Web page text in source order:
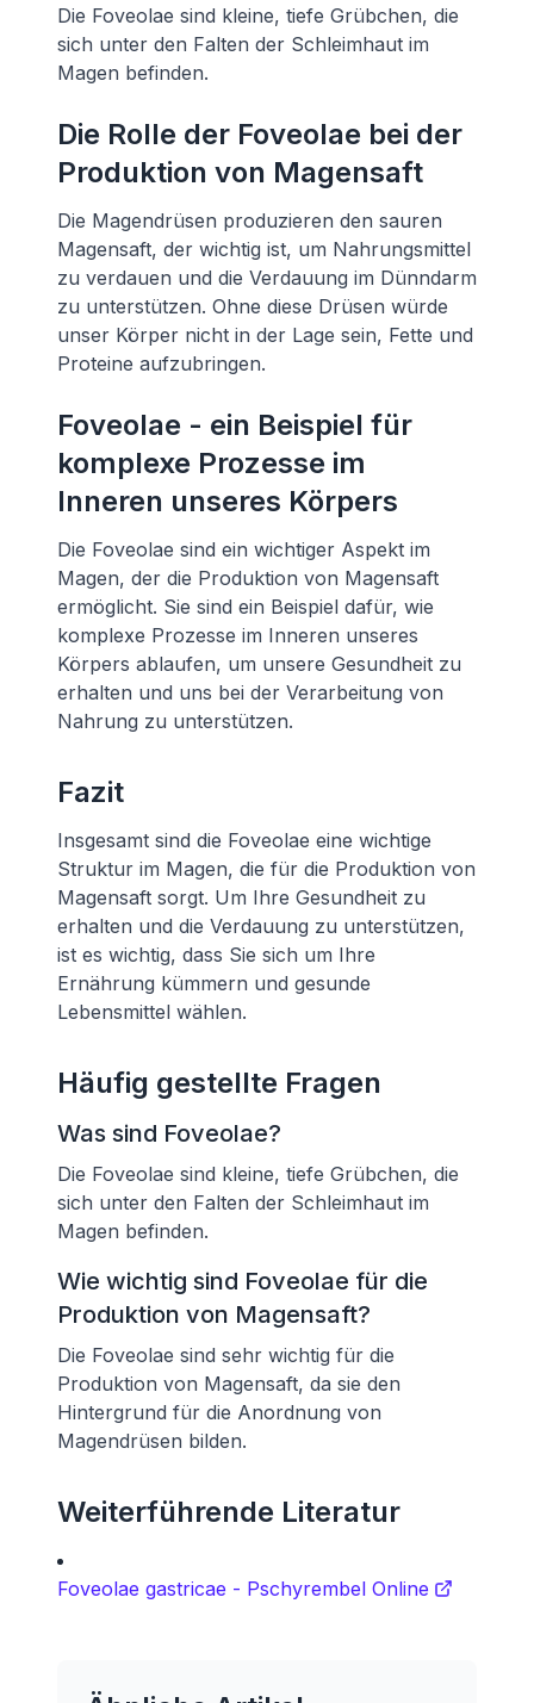
Die Foveolae sind kleine, tiefe Grübchen, die
sich unter den Falten der Schleimhaut im
Magen befinden.
Die Rolle der Foveolae bei der
Produktion von Magensaft
Die Magendrüsen produzieren den sauren
Magensaft, der wichtig ist, um Nahrungsmittel
zu verdauen und die Verdauung im Dünndarm
zu unterstützen. Ohne diese Drüsen würde
unser Körper nicht in der Lage sein, Fette und
Proteine aufzubringen.
Foveolae - ein Beispiel für
komplexe Prozesse im
Inneren unseres Körpers
Die Foveolae sind ein wichtiger Aspekt im
Magen, der die Produktion von Magensaft
ermöglicht. Sie sind ein Beispiel dafür, wie
komplexe Prozesse im Inneren unseres
Körpers ablaufen, um unsere Gesundheit zu
erhalten und uns bei der Verarbeitung von
Nahrung zu unterstützen.
Fazit
Insgesamt sind die Foveolae eine wichtige
Struktur im Magen, die für die Produktion von
Magensaft sorgt. Um Ihre Gesundheit zu
erhalten und die Verdauung zu unterstützen,
ist es wichtig, dass Sie sich um Ihre
Ernährung kümmern und gesunde
Lebensmittel wählen.
Häufig gestellte Fragen
Was sind Foveolae?
Die Foveolae sind kleine, tiefe Grübchen, die
sich unter den Falten der Schleimhaut im
Magen befinden.
Wie wichtig sind Foveolae für die
Produktion von Magensaft?
Die Foveolae sind sehr wichtig für die
Produktion von Magensaft, da sie den
Hintergrund für die Anordnung von
Magendrüsen bilden.
Weiterführende Literatur
Foveolae gastricae - Pschyrembel Online